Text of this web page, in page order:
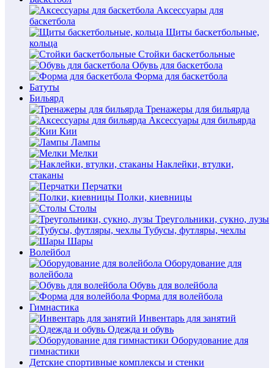
Аксессуары для
баскетбола
Щиты баскетбольные,
кольца
Стойки баскетбольные
Обувь для баскетбола
Форма для баскетбола
Батуты
Бильярд
Тренажеры для бильярда
Аксессуары для бильярда
Кии
Лампы
Мелки
Наклейки, втулки,
стаканы
Перчатки
Полки, киевницы
Столы
Треугольники, сукно, лузы
Тубусы, футляры, чехлы
Шары
Волейбол
Оборудование для
волейбола
Обувь для волейбола
Форма для волейбола
Гимнастика
Инвентарь для занятий
Одежда и обувь
Оборудование для
гимнастики
Детские спортивные комплексы и стенки